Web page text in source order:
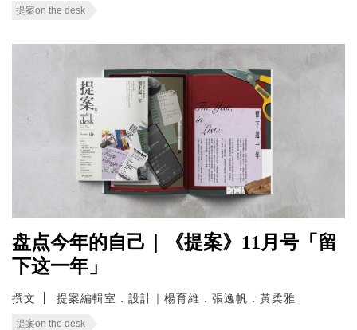
提案on the desk
盘点今年的自己｜《提案》11月号「留
下这一年」
撰文 提案編輯室．設計｜楊育維．張逸帆．黃柔雅
提案on the desk